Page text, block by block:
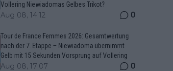
Vollering Niewiadomas Gelbes Trikot?
Aug 08, 14:12 0
Tour de France Femmes 2026: Gesamtwertung
nach der 7. Etappe – Niewiadoma übernimmt
Gelb mit 15 Sekunden Vorsprung auf Vollering
Aug 08, 17:07 0